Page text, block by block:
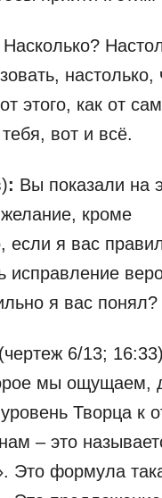
Насколько?
настолько,
этого, как от
вот и всё.
: Вы показали на
кроме
если я вас
исправление
я вас понял?
(чертеж 6/13;
мы ощущаем,
Творца к
– это
Это формула